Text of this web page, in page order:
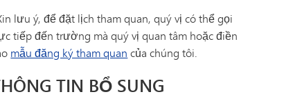
lưu ý, để đặt lịch tham quan, quý vị có thể gọi
tiếp đến trường mà quý vị quan tâm hoặc điền
mẫu đăng ký tham quan của chúng tôi.
TIN BỔ SUNG